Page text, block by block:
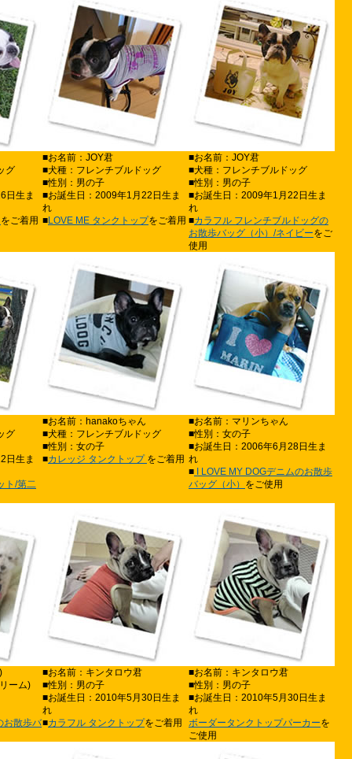
グ
日生ま
をご着用
■お名前：JOY君
■犬種：フレンチブルドッグ
■性別：男の子
■お誕生日：2009年1月22日生ま
れ
■LOVE ME タンクトップをご着用
■お名前：JOY君
■犬種：フレンチブルドッグ
■性別：男の子
■お誕生日：2009年1月22日生ま
れ
■カラフル フレンチブルドッグの
お散歩バッグ（小）/ネイビーをご
使用
グ
日生ま
ト/第二
■お名前：hanakoちゃん
■犬種：フレンチブルドッグ
■性別：女の子
■カレッジ タンクトップ をご着用
■お名前：マリンちゃん
■性別：女の子
■お誕生日：2006年6月28日生ま
れ
■ I LOVE MY DOGデニムのお散歩
バッグ（小） をご使用
ーム)
お散歩バ
■お名前：キンタロウ君
■性別：男の子
■お誕生日：2010年5月30日生ま
れ
■カラフル タンクトップをご着用
■お名前：キンタロウ君
■性別：男の子
■お誕生日：2010年5月30日生ま
れ
ボーダータンクトップパーカーを
ご使用